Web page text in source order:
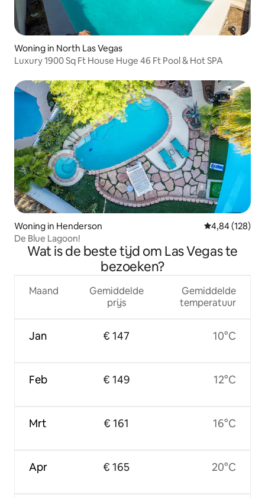
Woning in North Las Vegas
Luxury 1900 Sq Ft House Huge 46 Ft Pool & Hot SPA
Woning in Henderson Gemiddelde
4,84 (128)
De Blue Lagoon!
Wat is de beste tijd om Las Vegas te
bezoeken?
Maand
Jan
Feb
Mrt
Apr
Gemiddelde
prijs
€ 147
€ 149
€ 161
€ 165
Gemiddelde
temperatuur
10°C
12°C
16°C
20°C